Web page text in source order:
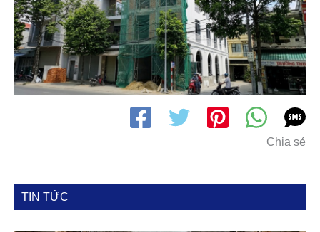
Chia sẻ
TIN TỨC